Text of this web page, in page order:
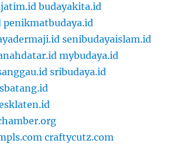
budayakita.id
penikmatbudaya.id
senibudayaislam.id
mybudaya.id
sribudaya.id
craftycutz.com